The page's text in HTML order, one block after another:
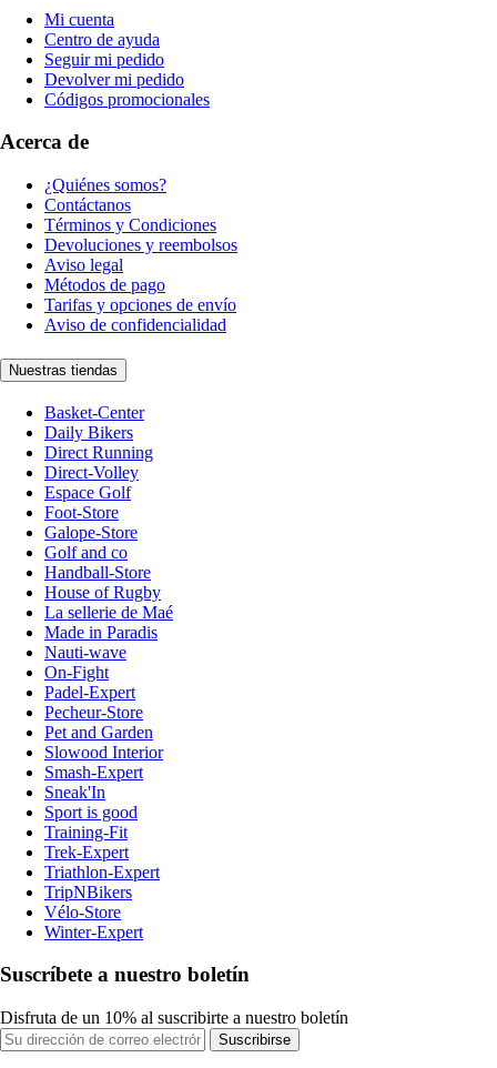
Mi cuenta
Centro de ayuda
Seguir mi pedido
Devolver mi pedido
Códigos promocionales
Acerca de
¿Quiénes somos?
Contáctanos
Términos y Condiciones
Devoluciones y reembolsos
Aviso legal
Métodos de pago
Tarifas y opciones de envío
Aviso de confidencialidad
Nuestras tiendas
Basket-Center
Daily Bikers
Direct Running
Direct-Volley
Espace Golf
Foot-Store
Galope-Store
Golf and co
Handball-Store
House of Rugby
La sellerie de Maé
Made in Paradis
Nauti-wave
On-Fight
Padel-Expert
Pecheur-Store
Pet and Garden
Slowood Interior
Smash-Expert
Sneak'In
Sport is good
Training-Fit
Trek-Expert
Triathlon-Expert
TripNBikers
Vélo-Store
Winter-Expert
Suscríbete a nuestro boletín
Disfruta de un 10% al suscribirte a nuestro boletín
Suscribirse